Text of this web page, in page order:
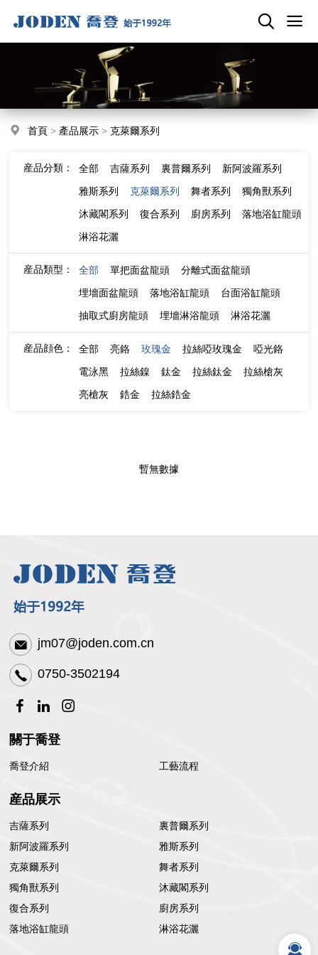
首頁 > 產品展示 >克萊爾系列
産品分類： 全部 吉薩系列 裏普爾系列
新阿波羅系列
雅斯系列
克萊爾系列 舞者系列
獨角獸系列
沐藏閣系列
復合系列 廚房系列
落地浴缸龍頭
淋浴花灑
産品類型： 全部 單把面盆龍頭
分離式面盆龍頭
埋墻面盆龍頭
落地浴缸龍頭
台面浴缸龍頭
抽取式廚房龍頭
埋墻淋浴龍頭 淋浴花灑
産品顔色： 全部 亮鉻 玫瑰金 拉絲啞玫瑰金
啞光鉻
電泳黑
拉絲鎳 鈦金 拉絲鈦金
拉絲槍灰
亮槍灰
鋯金 拉絲鋯金
暫無數據
jm07@joden.com.cn
0750-3502194
關于喬登
喬登介紹 工藝流程
産品展示
吉薩系列
裏普爾系列
新阿波羅系列
雅斯系列
克萊爾系列
舞者系列
獨角獸系列
沐藏閣系列
復合系列
廚房系列
落地浴缸龍頭
淋浴花灑